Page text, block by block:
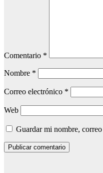
Comentario *
Nombre *
Correo electrónico *
Web
Guardar mi nombre,